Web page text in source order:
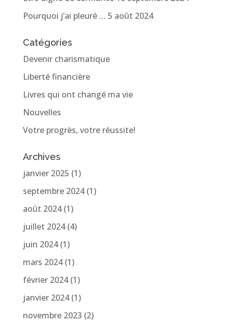
Pourquoi j’ai pleuré … 5 août 2024
Catégories
Devenir charismatique
Liberté financière
Livres qui ont changé ma vie
Nouvelles
Votre progrès, votre réussite!
Archives
janvier 2025 (1)
septembre 2024(1)
août 2024(1)
juillet 2024(4)
juin 2024(1)
mars 2024(1)
février 2024(1)
janvier 2024(1)
novembre 2023 (2)